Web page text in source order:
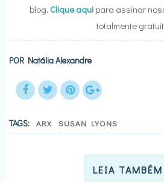
blog. Clique aquipara assinar
totalmente
POR Natália Alexandre
TAGS: ARX SUSAN LYONS
LEIA TAMBÉM